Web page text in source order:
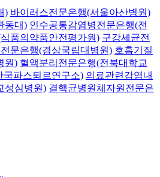
) 바이러스전문은행(서울아산병원)
동대) 인수공통감염병전문은행(전
품의약품안전평가원) 구강세균전
문은행(경상국립대병원) 호흡기질
원) 혈액분리전문은행(전북대학교
국파스퇴르연구소) 의료관련감염내
성심병원) 결핵균병원체자원전문은